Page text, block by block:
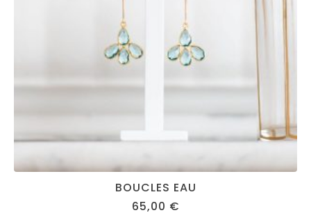
BOUCLES EAU
65,00 €